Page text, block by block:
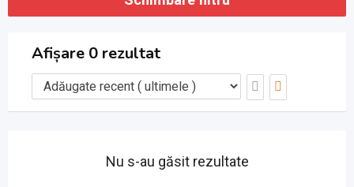
Afișare 0 rezultat
Nu s-au găsit rezultate